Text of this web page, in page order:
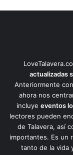
actualizadas
Anteriormente
ahora nos
incluye eventos
lectores pueden
de Talavera, así
importantes. Es un
tanto de la vida